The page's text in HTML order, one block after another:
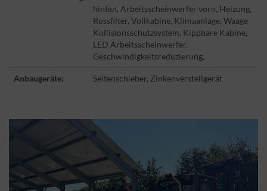
hinten, Arbeitsscheinwerfer vorn, Heizung,
Russfilter, Vollkabine, Klimaanlage, Waage
Kollisionsschutzsystem, Kippbare Kabine,
LED Arbeitsscheinwerfer,
Geschwindigkeitsreduzierung,
Anbaugeräte: Seitenschieber, Zinkenverstellgerät